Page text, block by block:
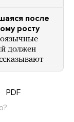
после
росту
должен
PDF